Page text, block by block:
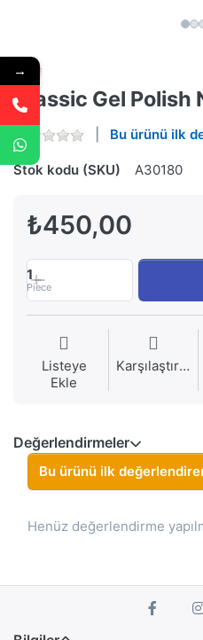
Classic Gel Polish
Bu ürünü ilk
Stok kodu (SKU) A30180
₺450,00
1
Piece
Listeye
Ekle
Karşılaştırma
Değerlendirmeler
Bu ürünü ilk
Henüz değerlendirme
→